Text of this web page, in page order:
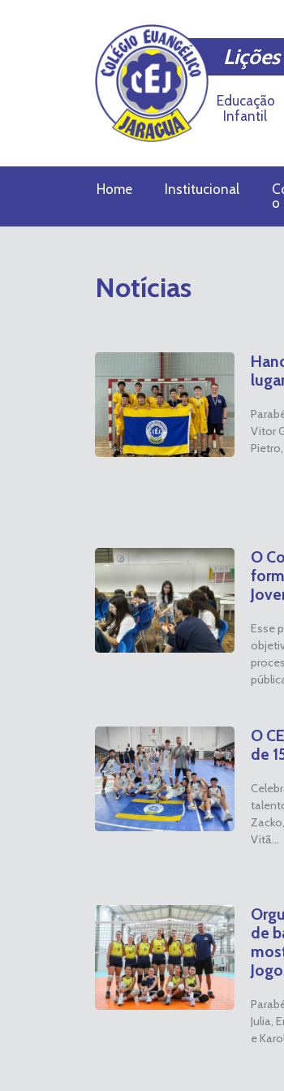
Educação
Infantil
Home Institucional
o
Notícias
Vitor
O
Esse
O
de
Vitã...
de
Julia,
e